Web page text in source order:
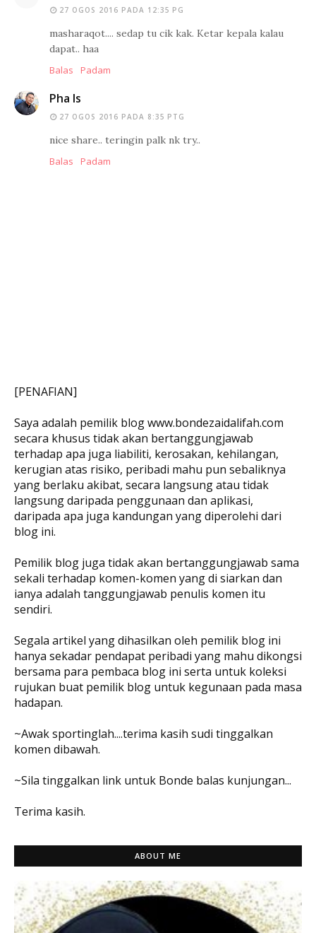
27 OGOS 2016 PADA 12:35 PG
masharaqot.... sedap tu cik kak. Ketar kepala kalau
dapat.. haa
Balas
Padam
Pha Is
27 OGOS 2016 PADA 8:35 PTG
nice share.. teringin palk nk try..
Balas
Padam
[PENAFIAN]
Saya adalah pemilik blog www.bondezaidalifah.com
secara khusus tidak akan bertanggungjawab
terhadap apa juga liabiliti, kerosakan, kehilangan,
kerugian atas risiko, peribadi mahu pun sebaliknya
yang berlaku akibat, secara langsung atau tidak
langsung daripada penggunaan dan aplikasi,
daripada apa juga kandungan yang diperolehi dari
blog ini.
Pemilik blog juga tidak akan bertanggungjawab sama
sekali terhadap komen-komen yang di siarkan dan
ianya adalah tanggungjawab penulis komen itu
sendiri.
Segala artikel yang dihasilkan oleh pemilik blog ini
hanya sekadar pendapat peribadi yang mahu dikongsi
bersama para pembaca blog ini serta untuk koleksi
rujukan buat pemilik blog untuk kegunaan pada masa
hadapan.
~Awak sportinglah....terima kasih sudi tinggalkan
komen dibawah.
~Sila tinggalkan link untuk Bonde balas kunjungan...
Terima kasih.
ABOUT ME